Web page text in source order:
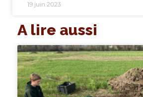
19 juin 2023
A lire aussi